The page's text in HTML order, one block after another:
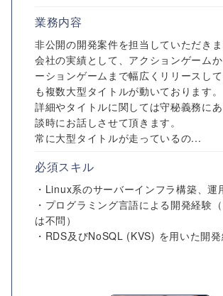
業務内容
非公開の開発案件を担当していただきま
会社の実績として、アクションゲーム
ーションゲームまで幅広くリリースし
も複数大型タイトルが動いております。
詳細やタイトルに関しては守秘義務に
談時にお話しさせて頂きます。
常に大型タイトルが走っているの...
必須スキル
・Linux系のサーバーインフラ構築、運
・プログラミング言語による開発経験
は不問）
・RDS及びNoSQL (KVS) を用いた開